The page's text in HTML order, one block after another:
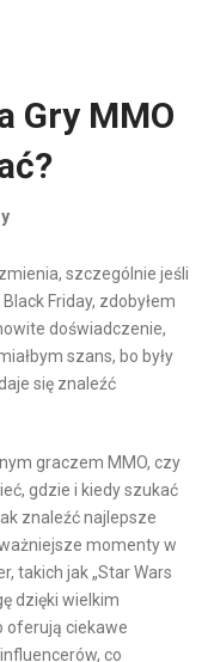
Gry MMO
szczególnie jeśli
Friday, zdobyłem
doświadczenie,
szans, bo były
się znaleźć
graczem MMO, czy
gdzie i kiedy szukać
znaleźć najlepsze
momenty w
takich jak „Star Wars
dzięki wielkim
oferują ciekawe
co